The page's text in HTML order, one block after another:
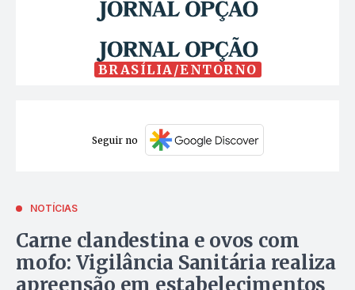
BRASÍLIA/ENTORNO
Seguir no
NOTÍCIAS
Carne clandestina e ovos com
mofo: Vigilância Sanitária realiza
apreensão em estabelecimentos